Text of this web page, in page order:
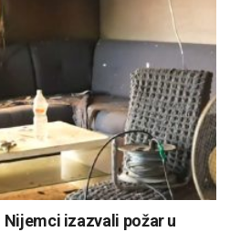
Nijemci izazvali požar u